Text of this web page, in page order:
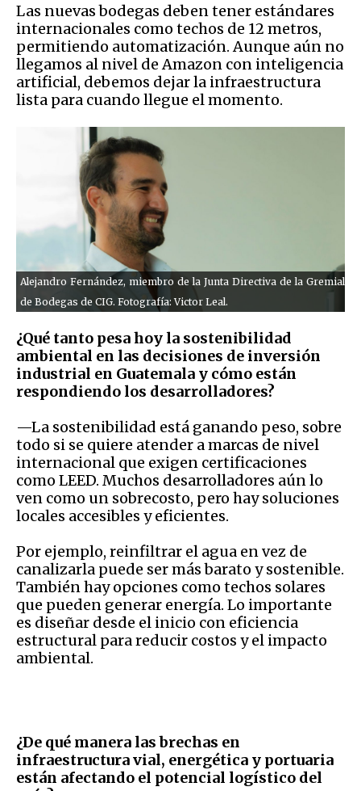
Las nuevas bodegas deben tener estándares
internacionales como techos de 12 metros,
permitiendo automatización. Aunque aún no
llegamos al nivel de Amazon con inteligencia
artificial, debemos dejar la infraestructura
lista para cuando llegue el momento.
Alejandro Fernández, miembro de la Junta Directiva de la Gremial
de Bodegas de CIG. Fotografía: Victor Leal.
¿Qué tanto pesa hoy la sostenibilidad
ambiental en las decisiones de inversión
industrial en Guatemala y cómo están
respondiendo los desarrolladores?
—La sostenibilidad está ganando peso, sobre
todo si se quiere atender a marcas de nivel
internacional que exigen certificaciones
como LEED. Muchos desarrolladores aún lo
ven como un sobrecosto, pero hay soluciones
locales accesibles y eficientes.
Por ejemplo, reinfiltrar el agua en vez de
canalizarla puede ser más barato y sostenible.
También hay opciones como techos solares
que pueden generar energía. Lo importante
es diseñar desde el inicio con eficiencia
estructural para reducir costos y el impacto
ambiental.
¿De qué manera las brechas en
infraestructura vial, energética y portuaria
están afectando el potencial logístico del